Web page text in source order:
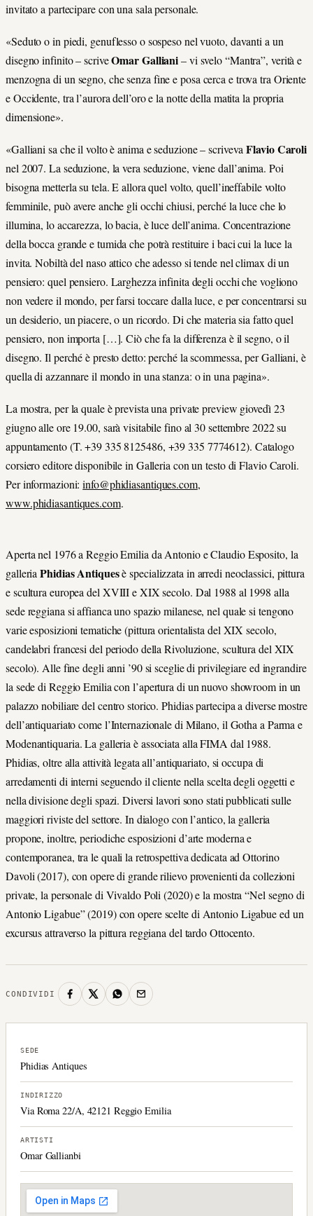
invitato a partecipare con una sala personale.
«Seduto o in piedi, genuflesso o sospeso nel vuoto, davanti a un
disegno infinito – scriveOmar Galliani– vi svelo “Mantra”, verità e
menzogna di un segno, che senza fine e posa cerca e trova tra Oriente
e Occidente, tra l’aurora dell’oro e la notte della matita la propria
dimensione».
«Galliani sa che il volto è anima e seduzione – scrivevaFlavio Caroli
nel 2007. La seduzione, la vera seduzione, viene dall’anima. Poi
bisogna metterla su tela. E allora quel volto, quell’ineffabile volto
femminile, può avere anche gli occhi chiusi, perché la luce che lo
illumina, lo accarezza, lo bacia, è luce dell’anima. Concentrazione
della bocca grande e tumida che potrà restituire i baci cui la luce la
invita. Nobiltà del naso attico che adesso si tende nel climax di un
pensiero: quel pensiero. Larghezza infinita degli occhi che vogliono
non vedere il mondo, per farsi toccare dalla luce, e per concentrarsi su
un desiderio, un piacere, o un ricordo. Di che materia sia fatto quel
pensiero, non importa […]. Ciò che fa la differenza è il segno, o il
disegno. Il perché è presto detto: perché la scommessa, per Galliani, è
quella di azzannare il mondo in una stanza: o in una pagina».
La mostra, per la quale è prevista una private preview giovedì 23
giugno alle ore 19.00, sarà visitabile fino al 30 settembre 2022 su
appuntamento (T. +39 335 8125486, +39 335 7774612). Catalogo
corsiero editore disponibile in Galleria con un testo di Flavio Caroli.
Per informazioni:info@phidiasantiques.com,
www.phidiasantiques.com.
Aperta nel 1976 a Reggio Emilia da Antonio e Claudio Esposito, la
galleriaPhidias Antiquesè specializzata in arredi neoclassici, pittura
e scultura europea del XVIII e XIX secolo. Dal 1988 al 1998 alla
sede reggiana si affianca uno spazio milanese, nel quale si tengono
varie esposizioni tematiche (pittura orientalista del XIX secolo,
candelabri francesi del periodo della Rivoluzione, scultura del XIX
secolo). Alle fine degli anni ’90 si sceglie di privilegiare ed ingrandire
la sede di Reggio Emilia con l’apertura di un nuovo showroom in un
palazzo nobiliare del centro storico. Phidias partecipa a diverse mostre
dell’antiquariato come l’Internazionale di Milano, il Gotha a Parma e
Modenantiquaria. La galleria è associata alla FIMA dal 1988.
Phidias, oltre alla attività legata all’antiquariato, si occupa di
arredamenti di interni seguendo il cliente nella scelta degli oggetti e
nella divisione degli spazi. Diversi lavori sono stati pubblicati sulle
maggiori riviste del settore. In dialogo con l’antico, la galleria
propone, inoltre, periodiche esposizioni d’arte moderna e
contemporanea, tra le quali la retrospettiva dedicata ad Ottorino
Davoli (2017), con opere di grande rilievo provenienti da collezioni
private, la personale di Vivaldo Poli (2020) e la mostra “Nel segno di
Antonio Ligabue” (2019) con opere scelte di Antonio Ligabue ed un
excursus attraverso la pittura reggiana del tardo Ottocento.
CONDIVIDI
SEDE
Phidias Antiques
INDIRIZZO
Via Roma 22/A, 42121 Reggio Emilia
ARTISTI
Omar Gallianbi